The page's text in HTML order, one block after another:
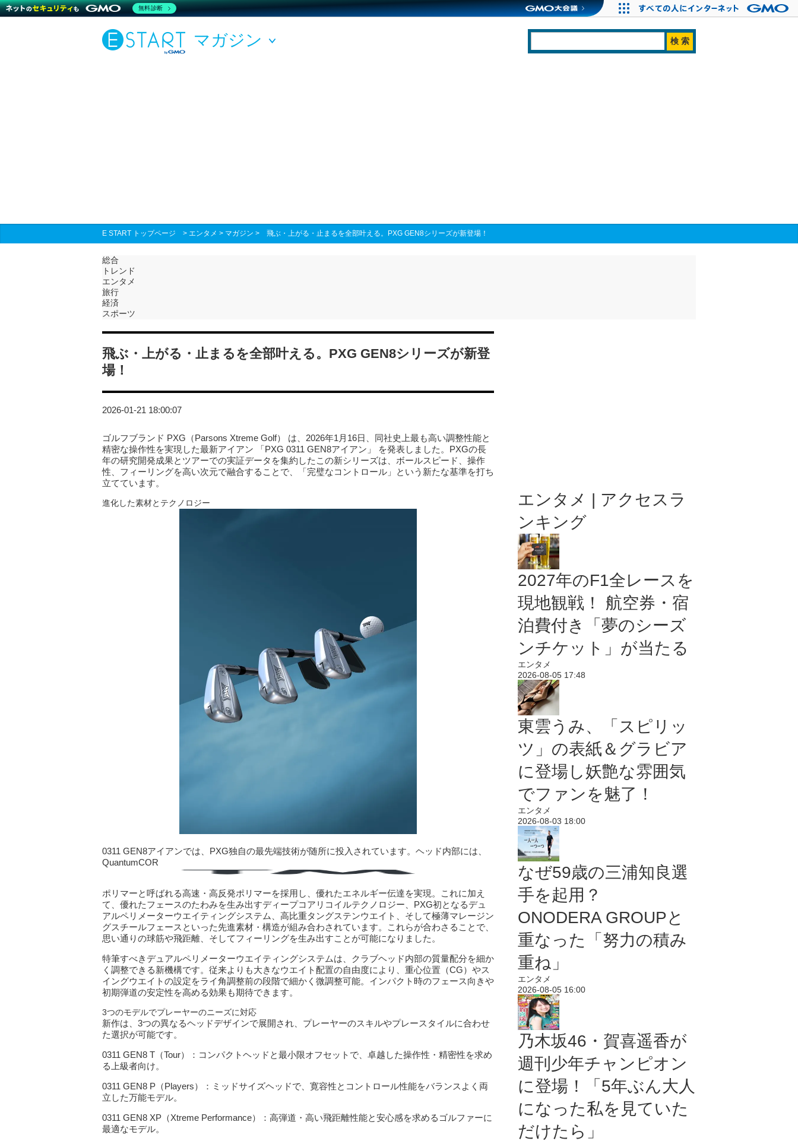
マガジン
E START トップページ > エンタメ > マガジン > 飛ぶ・上がる・止まるを全部叶える。PXG GEN8シリーズが新登場！
総合
トレンド
エンタメ
旅行
経済
スポーツ
飛ぶ・上がる・止まるを全部叶える。PXG GEN8シリーズが新登
場！
2026-01-21 18:00:07
ゴルフブランド PXG（Parsons Xtreme Golf） は、2026年1月16日、同社史上最も高い調整性能と
精密な操作性を実現した最新アイアン 「PXG 0311 GEN8アイアン」 を発表しました。PXGの長
年の研究開発成果とツアーでの実証データを集約したこの新シリーズは、ボールスピード、操作
性、フィーリングを高い次元で融合することで、「完璧なコントロール」という新たな基準を打ち
立てています。
進化した素材とテクノロジー
0311 GEN8アイアンでは、PXG独自の最先端技術が随所に投入されています。ヘッド内部には、
QuantumCOR
ポリマーと呼ばれる高速・高反発ポリマーを採用し、優れたエネルギー伝達を実現。これに加え
て、優れたフェースのたわみを生み出すディープコアリコイルテクノロジー、PXG初となるデュ
アルペリメーターウエイティングシステム、高比重タングステンウエイト、そして極薄マレージン
グスチールフェースといった先進素材・構造が組み合わされています。これらが合わさることで、
思い通りの球筋や飛距離、そしてフィーリングを生み出すことが可能になりました。
特筆すべきデュアルペリメーターウエイティングシステムは、クラブヘッド内部の質量配分を細か
く調整できる新機構です。従来よりも大きなウエイト配置の自由度により、重心位置（CG）やス
イングウエイトの設定をライ角調整前の段階で細かく微調整可能。インパクト時のフェース向きや
初期弾道の安定性を高める効果も期待できます。
3つのモデルでプレーヤーのニーズに対応
新作は、3つの異なるヘッドデザインで展開され、プレーヤーのスキルやプレースタイルに合わせ
た選択が可能です。
0311 GEN8 T（Tour）：コンパクトヘッドと最小限オフセットで、卓越した操作性・精密性を求め
る上級者向け。
0311 GEN8 P（Players）：ミッドサイズヘッドで、寛容性とコントロール性能をバランスよく両
立した万能モデル。
0311 GEN8 XP（Xtreme Performance）：高弾道・高い飛距離性能と安心感を求めるゴルファーに
最適なモデル。
エンタメ | アクセスラ
ンキング
2027年のF1全レースを
現地観戦！ 航空券・宿
泊費付き「夢のシーズ
ンチケット」が当たる
エンタメ
2026-08-05 17:48
東雲うみ、「スピリッ
ツ」の表紙＆グラビア
に登場し妖艶な雰囲気
でファンを魅了！
エンタメ
2026-08-03 18:00
なぜ59歳の三浦知良選
手を起用？
ONODERA GROUPと
重なった「努力の積み
重ね」
エンタメ
2026-08-05 16:00
乃木坂46・賀喜遥香が
週刊少年チャンピオン
に登場！「5年ぶん大人
になった私を見ていた
だけたら」
無料診断